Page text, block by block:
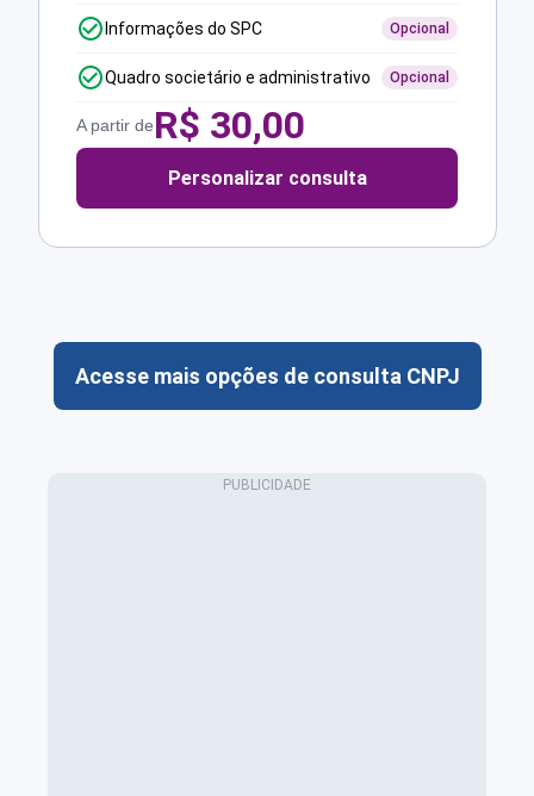
Informações do SPC Opcional
Quadro societário e administrativo Opcional
A partir deR$ 30,00
Personalizar consulta
Acesse mais opções de consulta CNPJ